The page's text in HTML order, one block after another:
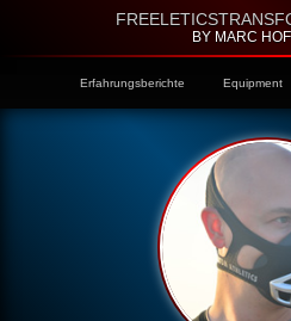
BY MARC
Erfahrungsberichte Equipment